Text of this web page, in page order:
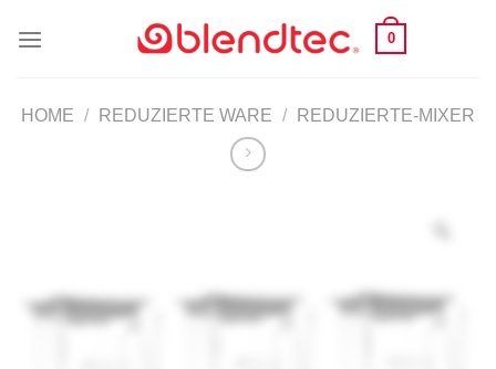
0
HOME / REDUZIERTE WARE / REDUZIERTE-MIXER